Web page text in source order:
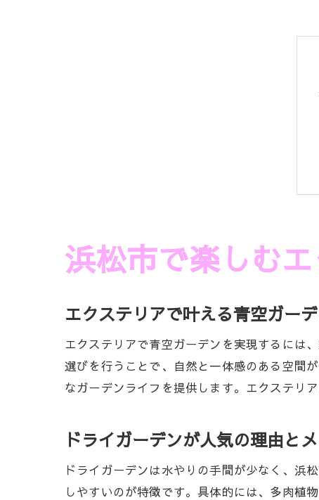
浜松市で楽しむ
エクステリアで叶える青空ガー
エクステリアで青空ガーデンを実現するには
選びを行うことで、自然と一体感のある空間
なガーデンライフを提供します。エクステリ
ドライガーデンが人気の理由と
ドライガーデンは水やりの手間が少なく、浜
しやすいのが特徴です。具体的には、多肉植